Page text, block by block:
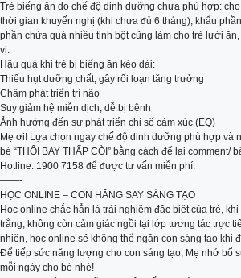
Trẻ biếng ăn do chế độ dinh dưỡng chưa phù hợp:
thời gian khuyến nghị (khi chưa đủ 6 tháng), khẩu
phần chứa quá nhiều tinh bột cũng làm cho trẻ lười
vị.
Hậu quả khi trẻ bị biếng ăn kéo dài:
Thiếu hụt dưỡng chất, gây rối loạn tăng trưởng
Chậm phát triển trí não
Suy giảm hệ miễn dịch, dễ bị bệnh
Ảnh hưởng đến sự phát triển chỉ số cảm xúc (EQ)
Mẹ ơi! Lựa chọn ngay chế độ dinh dưỡng phù hợp và
bé “THỔI BAY THẤP CÒI” bằng cách để lại comment/
Hotline: 1900 7158 để được tư vấn miễn phí.
——-
HỌC ONLINE – CON HĂNG SAY SÁNG TẠO
Học online chắc hẳn là trải nghiệm đặc biệt của trẻ,
trắng, không còn cảm giác ngồi tại lớp tương tác trực
nhiên, học online sẽ không thể ngăn con sáng tạo khi
Để tiếp sức năng lượng cho con sáng tạo, Mẹ nhớ bổ
mỗi ngày cho bé nhé!